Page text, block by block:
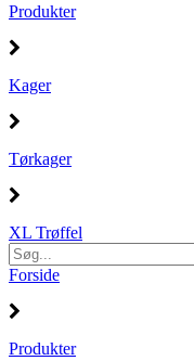
Produkter
Kager
Tørkager
XL Trøffel
Forside
Produkter